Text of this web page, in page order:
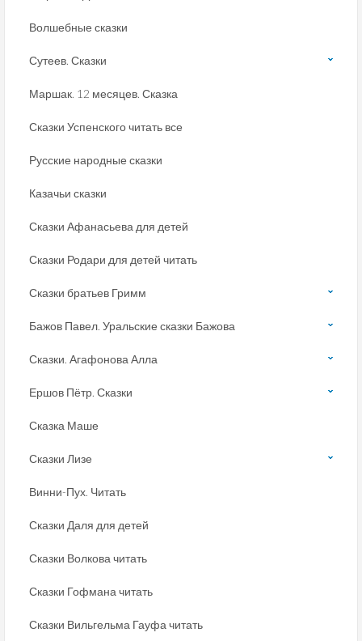
Волшебные сказки
Сутеев. Сказки
Маршак. 12 месяцев. Сказка
Сказки Успенского читать все
Русские народные сказки
Казачьи сказки
Сказки Афанасьева для детей
Сказки Родари для детей читать
Сказки братьев Гримм
Бажов Павел. Уральские сказки Бажова
Сказки. Агафонова Алла
Ершов Пётр. Сказки
Сказка Маше
Сказки Лизе
Винни-Пух. Читать
Сказки Даля для детей
Сказки Волкова читать
Сказки Гофмана читать
Сказки Вильгельма Гауфа читать